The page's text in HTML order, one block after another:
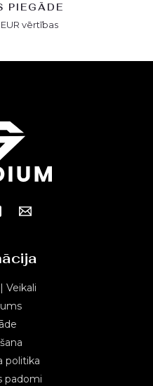
PIEGĀDE
vērtības
Veikali
politika
padomi